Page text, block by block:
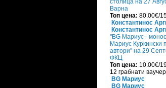
столица на 27
Варна
Топ цена: 80.00€/
Константинос
Константинос
"BG Мариус -
Мариус Куркински
автори" на 29
ФКЦ
Топ цена: 10.00€/
12 грабнати
BG Мариус
BG Мариус